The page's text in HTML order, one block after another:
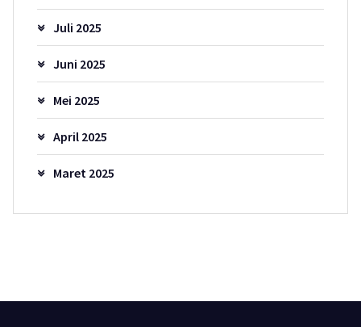
Juli 2025
Juni 2025
Mei 2025
April 2025
Maret 2025